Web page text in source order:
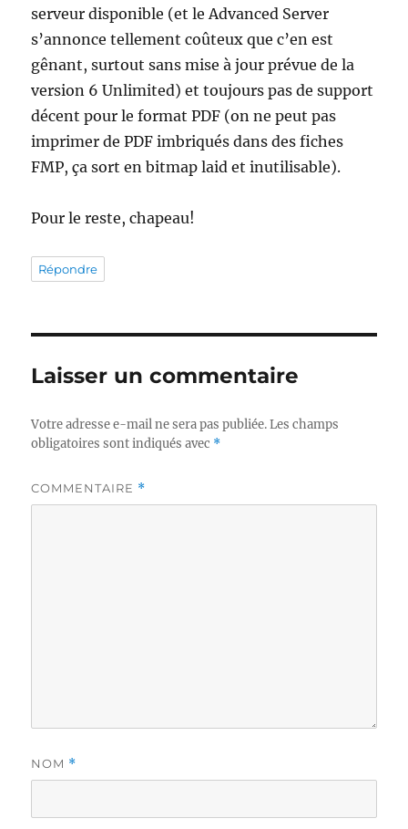
serveur disponible (et le Advanced Server
s’annonce tellement coûteux que c’en est
gênant, surtout sans mise à jour prévue de la
version 6 Unlimited) et toujours pas de support
décent pour le format PDF (on ne peut pas
imprimer de PDF imbriqués dans des fiches
FMP, ça sort en bitmap laid et inutilisable).
Pour le reste, chapeau!
Répondre
Laisser un commentaire
Votre adresse e-mail ne sera pas publiée. Les champs
obligatoires sont indiqués avec *
COMMENTAIRE *
NOM *